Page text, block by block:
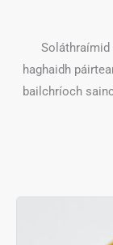
haghaidh
bailchríoch